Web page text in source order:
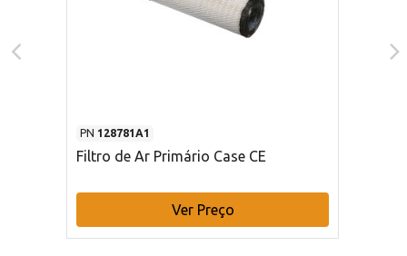
PN 128781A1
Filtro de Ar Primário Case CE
Ver Preço